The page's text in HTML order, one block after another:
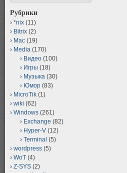
Рубрики
*nix (11)
Bitrix (2)
Mac (19)
Media (170)
Видео (100)
Игры (18)
Музыка (30)
Юмор (83)
MicroTik (1)
wiki (62)
Windows (261)
Exchange (82)
Hyper-V (12)
Terminal (5)
wordpress (5)
WoT (4)
Z-SYS (2)